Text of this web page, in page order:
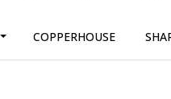
COPPERHOUSE